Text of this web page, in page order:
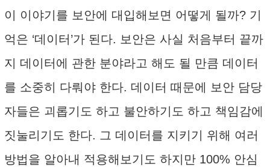
이 이야기를 보안에 대입해보면 어떻게 될까? 기
억은 ‘데이터’가 된다. 보안은 사실 처음부터 끝까
지 데이터에 관한 분야라고 해도 될 만큼 데이터
를 소중히 다뤄야 한다. 데이터 때문에 보안 담당
자들은 괴롭기도 하고 불안하기도 하고 책임감에
짓눌리기도 한다. 그 데이터를 지키기 위해 여러
방법을 알아내 적용해보기도 하지만 100% 안심